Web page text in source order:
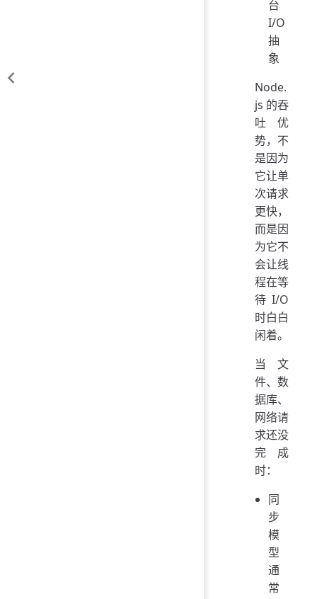
台
I/O
抽
象
Node.
js 的吞
吐优
势，不
是因为
它让单
次请求
更快，
而是因
为它不
会让线
程在等
待 I/O
时白白
闲着。
当文
件、数
据库、
网络请
求还没
完成
时：
同
步
模
型
通
常